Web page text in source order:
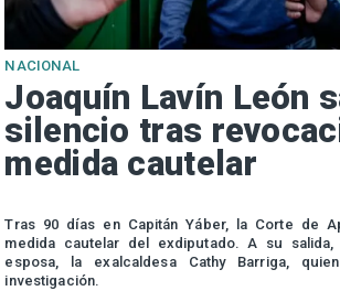
NACIONAL
Joaquín Lavín León
silencio tras
medida cautelar
Tras 90 días en Capitán Yáber, la Corte de
medida cautelar del exdiputado. A su
esposa, la exalcaldesa Cathy Barriga,
investigación.